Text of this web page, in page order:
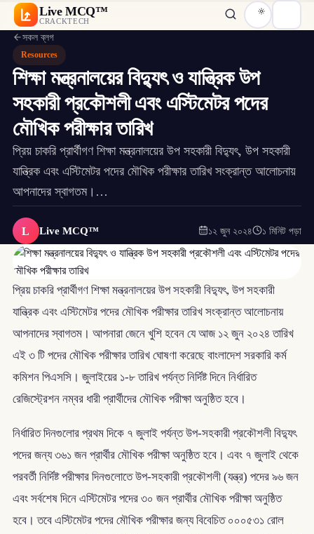
Live MCQ™
CRACKTECH
সকল ব্লগ
Resources
শিক্ষা মন্ত্রনালয়ের বিদ্যুৎ ও যান্ত্রিক উপ
সহকারী প্রকৌশলী এবং এস্টিমেটর পদের
মৌখিক পরীক্ষার তারিখ
প্রিয় চাকরি প্রার্থীগণ শিক্ষা মন্ত্রনালয়ের উপ সহকারী বিদ্যুৎ, উপ সহকারী
যান্ত্রিক এবং এস্টিমেটর পদের মৌখিক পরীক্ষার তারিখ সংক্রান্ত আলোচনায়
আপনাদের স্বাগতম।…
L Live MCQ™ ১২ জুন ২০২৪ ১ মিনিট পড়া
প্রিয় চাকরি প্রার্থীগণ শিক্ষা মন্ত্রনালয়ের উপ সহকারী বিদ্যুৎ, উপ সহকারী
যান্ত্রিক এবং এস্টিমেটর পদের মৌখিক পরীক্ষার তারিখ সংক্রান্ত আলোচনায়
আপনাদের স্বাগতম। আপনারা জেনে খুশি হবেন যে আজ ১২ জুন ২০২৪ তারিখ
এই ৩ টি পদের মৌখিক পরীক্ষার তারিখ ঘোষণা করেছে বাংলাদেশ সরকারি কর্ম
কমিশন পিএসসি। জুলাইয়ের ১-৮ তারিখ পর্যন্ত নির্দিষ্ট দিনে নির্ধারিত
রেজিস্ট্রেশন নম্বর ধারী প্রার্থীদের মৌখিক পরীক্ষা অনুষ্ঠিত হবে।
নির্ধারিত দিনগুলোর প্রথম দিকে ৭ জুলাই পর্যন্ত উপ-সহকারী প্রকৌশলী বিদ্যুৎ
পদের জন্য ৩৬১ জন প্রার্থীর মৌখিক পরীক্ষা অনুষ্ঠিত হবে। এবং ৭ জুলাই থেকে
পরবর্তী নির্দিষ্ট পরীক্ষার দিনগুলোতে উপ-সহকারী প্রকৌশলী (যন্ত্র) পদের ৯৬ জন
এবং সর্বশেষ দিনে এস্টিমেটর পদের ৩০ জন প্রার্থীর মৌখিক পরীক্ষা অনুষ্ঠিত
হবে। তবে এস্টিমেটর পদের মৌখিক পরীক্ষার জন্য বিবেচিত ০০০৫৩১ রোল